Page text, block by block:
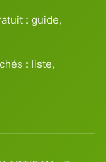
: guide,
: liste,